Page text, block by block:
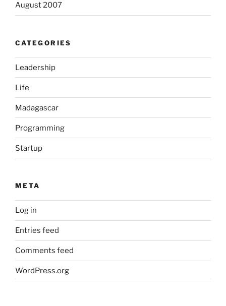
August 2007
CATEGORIES
Leadership
Life
Madagascar
Programming
Startup
META
Log in
Entries feed
Comments feed
WordPress.org